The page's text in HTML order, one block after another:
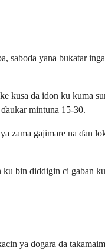
yana buƙatar
kusa da idon ku kuma
mintuna 15-30.
zama gajimare na ɗan
bin diddigin ci gaban
ya dogara da